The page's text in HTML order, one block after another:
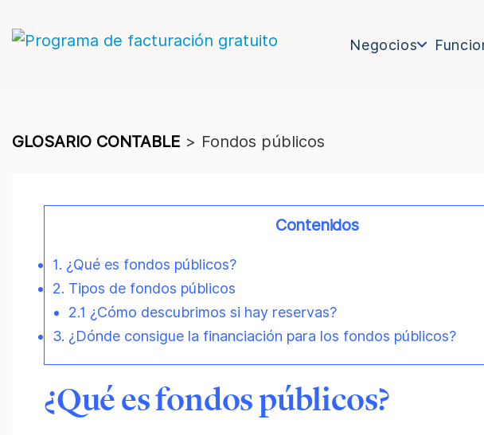
Negocios
GLOSARIO CONTABLE > Fondos públicos
Contenidos
1. ¿Qué es fondos públicos?
2. Tipos de fondos públicos
2.1 ¿Cómo descubrimos si hay reservas?
3. ¿Dónde consigue la financiación para los fondos públicos?
¿Qué es fondos públicos?